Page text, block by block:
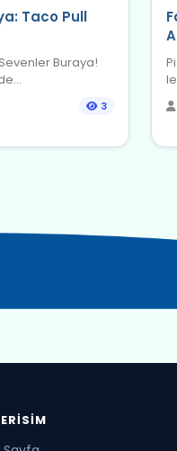
Taco Pull
Buraya!
3